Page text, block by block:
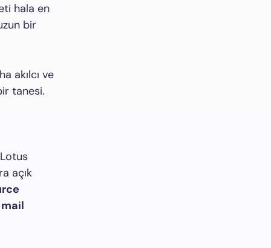
hala en
bir
akılcı ve
tanesi.
açık
mail